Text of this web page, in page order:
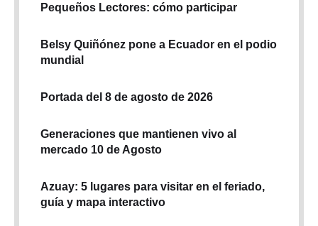
Pequeños Lectores: cómo participar
Belsy Quiñónez pone a Ecuador en el podio
mundial
Portada del 8 de agosto de 2026
Generaciones que mantienen vivo al
mercado 10 de Agosto
Azuay: 5 lugares para visitar en el feriado,
guía y mapa interactivo